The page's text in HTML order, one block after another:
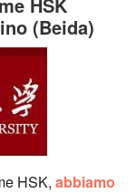
(Beida)
HSK,abbiamo